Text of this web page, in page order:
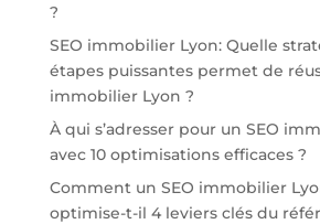
?
SEO immobilier Lyon: Quelle
étapes puissantes permet de
immobilier Lyon ?
À qui s’adresser pour un SEO
avec 10 optimisations efficaces ?
Comment un SEO immobilier
optimise-t-il 4 leviers clés du